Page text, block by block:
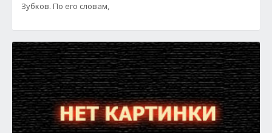
Зубков. По его словам,